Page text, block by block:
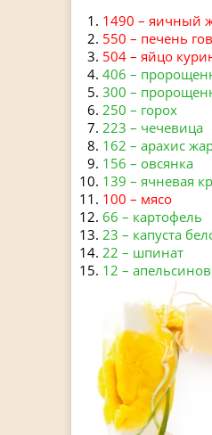
1490 – яичный
550 – печень
504 – яйцо
406 –
300 –
250 – горох
223 – чечевица
162 – арахис
156 – овсянка
139 – ячневая
100 – мясо
66 – картофель
23 – капуста
22 – шпинат
12 –